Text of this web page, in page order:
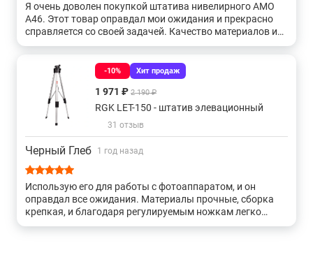
Я очень доволен покупкой штатива нивелирного AMO
A46. Этот товар оправдал мои ожидания и прекрасно
справляется со своей задачей. Качество материалов и
сборки на высшем уровне, что делает использование
устойчивость конструкции позволяют работать с ним
быстро и эффективно. Рекомендую данный товар всем,
кто ищет надежный и качественный штатив для своих
нужд.
-10% Хит продаж
1 971 ₽ 2 190 ₽
RGK LET-150 - штатив элевационный
31 отзыв
Черный Глеб 1 год назад
Использую его для работы с фотоаппаратом, и он
оправдал все ожидания. Материалы прочные, сборка
крепкая, и благодаря регулируемым ножкам легко
устанавливается на любых поверхностях. Встроенный